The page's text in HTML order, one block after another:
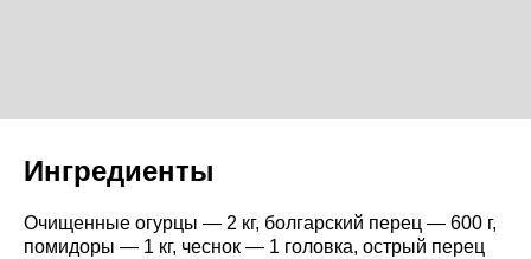
Ингредиенты
Очищенные огурцы — 2 кг, болгарский перец — 600 г,
помидоры — 1 кг, чеснок — 1 головка, острый перец